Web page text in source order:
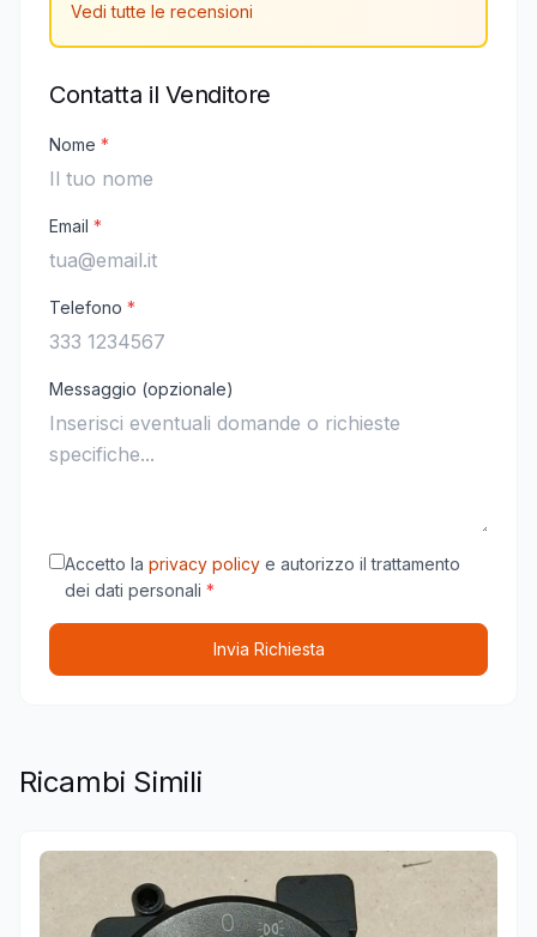
Vedi tutte le recensioni
Contatta il Venditore
Nome *
Email *
Telefono *
Messaggio (opzionale)
Accetto la privacy policy e autorizzo il trattamento
dei dati personali *
Invia Richiesta
Ricambi Simili